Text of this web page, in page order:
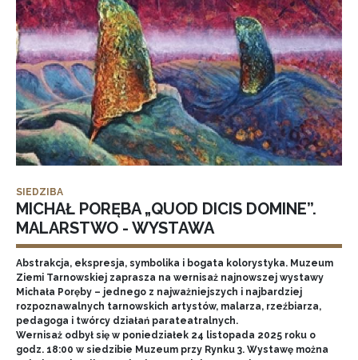
SIEDZIBA
MICHAŁ PORĘBA „QUOD DICIS DOMINE”.
MALARSTWO - WYSTAWA
Abstrakcja, ekspresja, symbolika i bogata kolorystyka. Muzeum
Ziemi Tarnowskiej zaprasza na wernisaż najnowszej wystawy
Michała Poręby – jednego z najważniejszych i najbardziej
rozpoznawalnych tarnowskich artystów, malarza, rzeźbiarza,
pedagoga i twórcy działań parateatralnych.
Wernisaż odbył się w poniedziałek 24 listopada 2025 roku o
godz. 18:00 w siedzibie Muzeum przy Rynku 3. Wystawę można